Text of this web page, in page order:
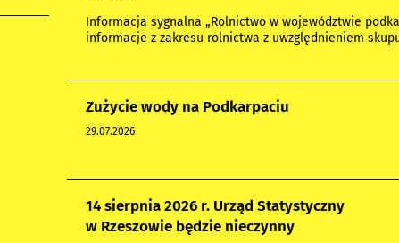
Informacja sygnalna „Rolnictwo w województwie
informacje z zakresu rolnictwa z uwzględnieniem
Zużycie wody na Podkarpaciu
29.07.2026
14 sierpnia 2026 r. Urząd Statystyczny
w Rzeszowie będzie nieczynny